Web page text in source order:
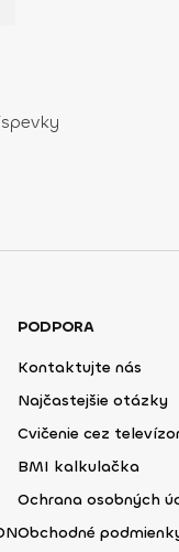
PODPORA
Kontaktujte nás
Najčastejšie otázky
Cvičenie cez
BMI kalkulačka
Ochrana osobných
Obchodné